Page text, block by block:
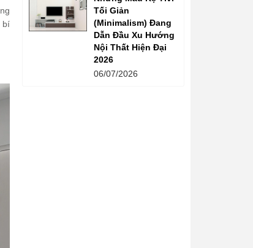
bí
Tối Giản
(Minimalism) Đang
Dẫn Đầu Xu Hướng
Nội Thất Hiện Đại
2026
06/07/2026